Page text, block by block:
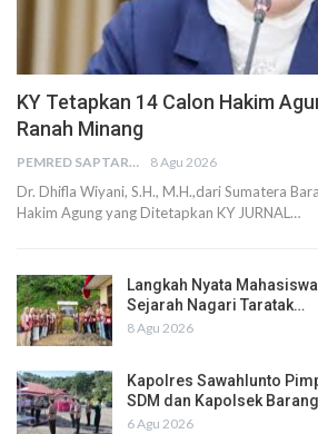
KY Tetapkan 14 Calon Hakim
Ranah Minang
PEMRED SAPTARIUS 8 Agu 2026
Dr. Dhifla Wiyani, S.H., M.H.,dari Sumatera
Hakim Agung yang Ditetapkan KY JURNAL…
Langkah Nyata
Sejarah Nagari Taratak…
8 Agu 2026
Kapolres Sawahlunto
SDM dan Kapolsek
6 Agu 2026